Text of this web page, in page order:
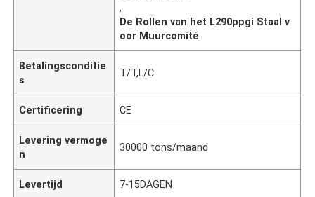
,
De Rollen van het L290ppgi Staal v
oor Muurcomité
Betalingsconditie
s
T/T,L/C
Certificering CE
Levering vermoge
n
30000 tons/maand
Levertijd 7-15DAGEN